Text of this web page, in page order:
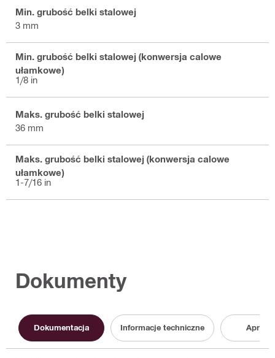
Min. grubość belki stalowej
3 mm
Min. grubość belki stalowej (konwersja calowe
ułamkowe)
1/8 in
Maks. grubość belki stalowej
36 mm
Maks. grubość belki stalowej (konwersja calowe
ułamkowe)
1-7/16 in
Dokumenty
Dokumentacja Informacje techniczne